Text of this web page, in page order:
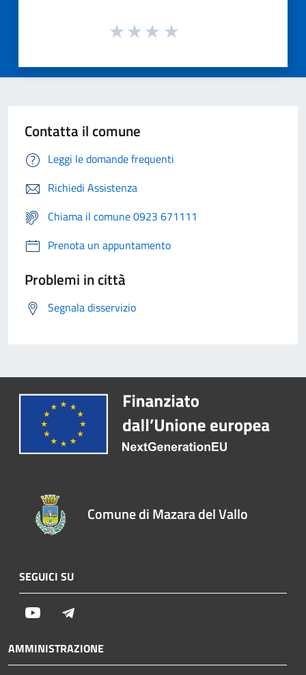
Contatta il comune
Leggi le domande frequenti
Richiedi Assistenza
Chiama il comune 0923 671111
Prenota un appuntamento
Problemi in città
Segnala disservizio
Comune di Mazara del Vallo
SEGUICI SU
Youtube
AMMINISTRAZIONE